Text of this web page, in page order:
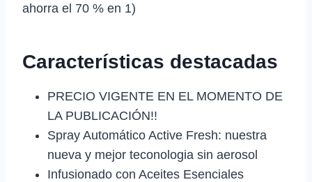
ahorra el 70 % en 1)
Características destacadas
PRECIO VIGENTE EN EL MOMENTO DE
LA PUBLICACIÓN!!
Spray Automático Active Fresh: nuestra
nueva y mejor teconologia sin aerosol
Infusionado con Aceites Esenciales